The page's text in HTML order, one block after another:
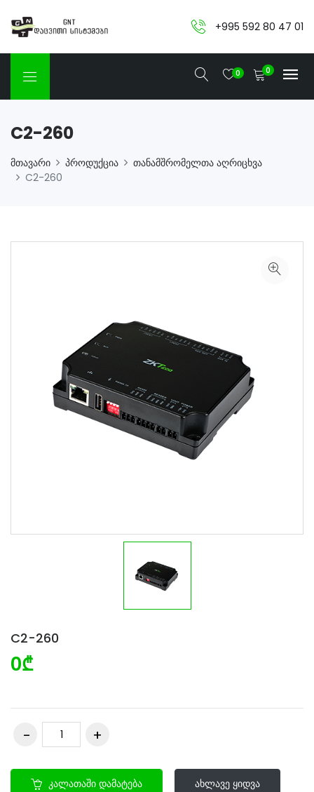
+995 592 80 47 01
0 0
C2-260
მთავარი პროდუქცია
თანამშრომელთა აღრიცხვა
C2-260
C2-260
0₾
Კალათაში Დამატება Ახლავე Ყიდვა